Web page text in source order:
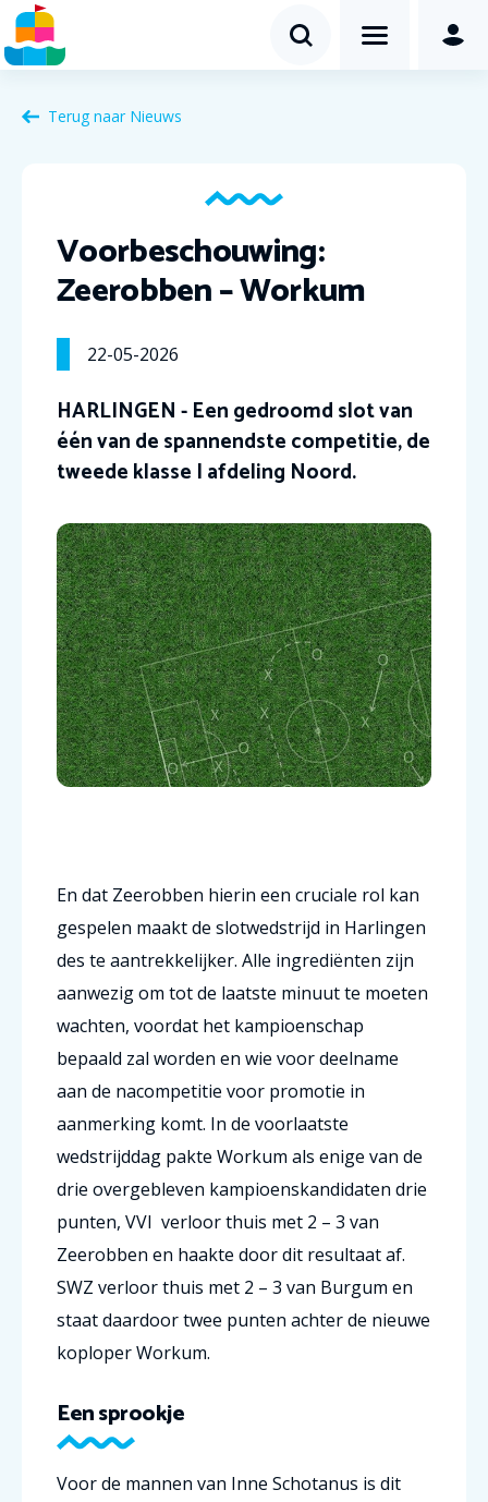
Terug naar Nieuws
Voorbeschouwing:
Zeerobben – Workum
22-05-2026
HARLINGEN - Een gedroomd slot van
één van de spannendste competitie, de
tweede klasse I afdeling Noord.
En dat Zeerobben hierin een cruciale rol kan
gespelen maakt de slotwedstrijd in Harlingen
des te aantrekkelijker. Alle ingrediënten zijn
aanwezig om tot de laatste minuut te moeten
wachten, voordat het kampioenschap
bepaald zal worden en wie voor deelname
aan de nacompetitie voor promotie in
aanmerking komt. In de voorlaatste
wedstrijddag pakte Workum als enige van de
drie overgebleven kampioenskandidaten drie
punten, VVI verloor thuis met 2 – 3 van
Zeerobben en haakte door dit resultaat af.
SWZ verloor thuis met 2 – 3 van Burgum en
staat daardoor twee punten achter de nieuwe
koploper Workum.
Een sprookje
Voor de mannen van Inne Schotanus is dit